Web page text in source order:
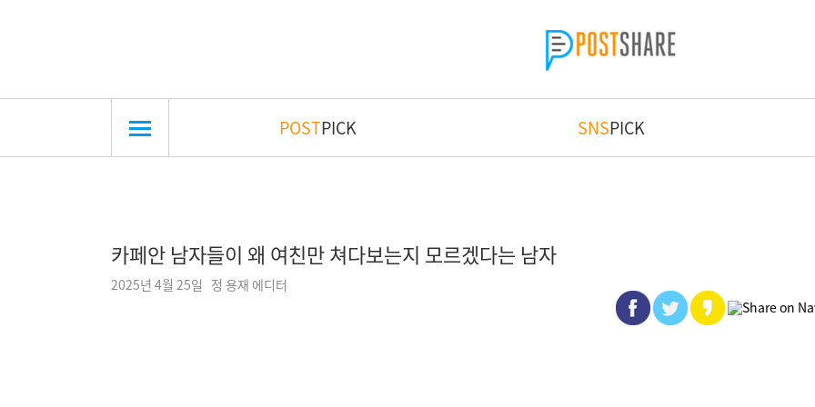
POSTPICK SNSPICK
카페안 남자들이 왜 여친만 쳐다보는지 모르겠다는 남자
2025년 4월 25일 정 용재 에디터